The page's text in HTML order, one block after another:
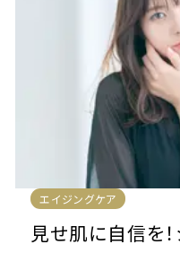
エイジングケア
見せ肌に自信を